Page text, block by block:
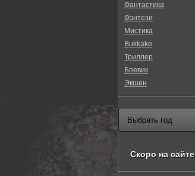
Фантастика
Фэнтези
Мистика
Bukkake
Триллер
Боевик
Экшен
Скоро на сайте